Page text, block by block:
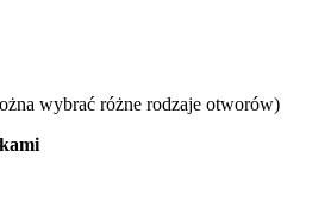
wybrać różne rodzaje otworów)